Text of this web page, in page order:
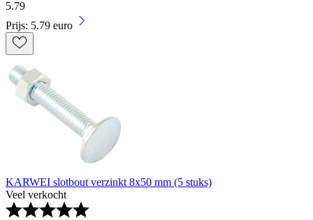
5.79
Prijs: 5.79 euro
KARWEI slotbout verzinkt 8x50 mm (5 stuks)
Veel verkocht